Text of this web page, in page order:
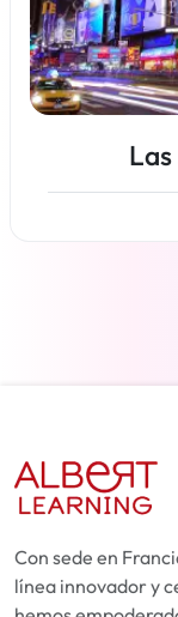
Con sede en
línea innovador y